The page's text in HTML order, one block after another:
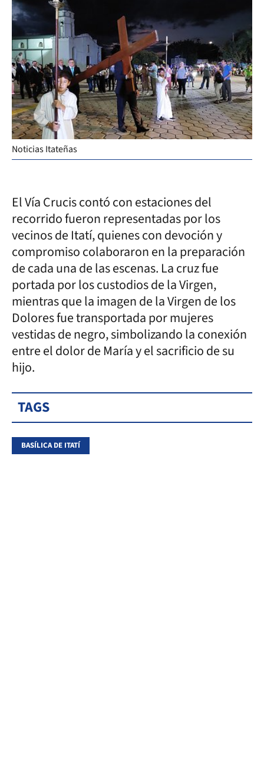
Noticias Itateñas
El Vía Crucis contó con estaciones del
recorrido fueron representadas por los
vecinos de Itatí, quienes con devoción y
compromiso colaboraron en la preparación
de cada una de las escenas. La cruz fue
portada por los custodios de la Virgen,
mientras que la imagen de la Virgen de los
Dolores fue transportada por mujeres
vestidas de negro, simbolizando la conexión
entre el dolor de María y el sacrificio de su
hijo.
TAGS
BASÍLICA DE ITATÍ